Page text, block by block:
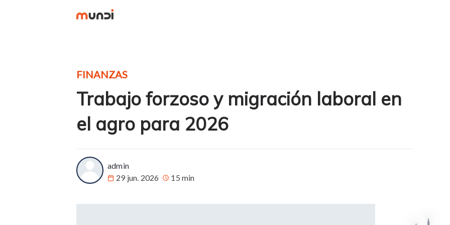
FINANZAS
Trabajo forzoso y migración laboral en
el agro para 2026
admin
29 jun. 2026
15 min